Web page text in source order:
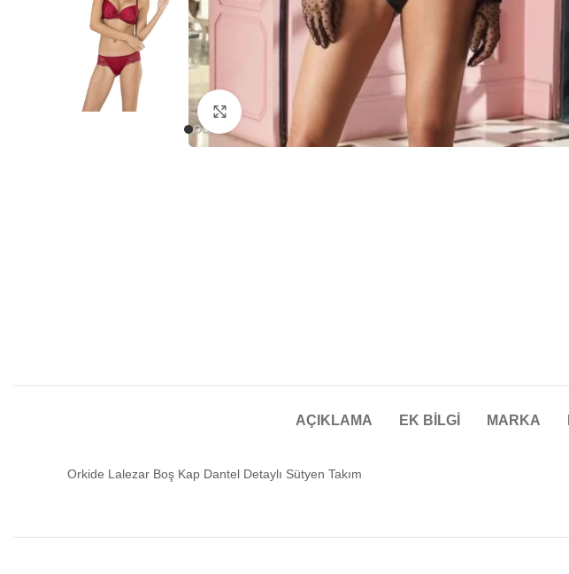
Büyütmek için tıklayın
AÇIKLAMA EK BILGI MARKA
Orkide Lalezar Boş Kap Dantel Detaylı Sütyen Takım